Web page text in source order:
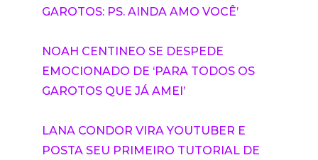
GAROTOS: PS. AINDA AMO VOCÊ’
NOAH CENTINEO SE DESPEDE
EMOCIONADO DE ‘PARA TODOS OS
GAROTOS QUE JÁ AMEI’
LANA CONDOR VIRA YOUTUBER E
POSTA SEU PRIMEIRO TUTORIAL DE